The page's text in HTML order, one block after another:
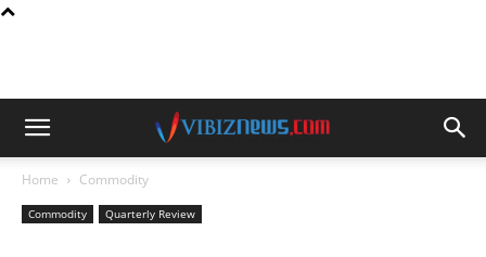
Home Commodity
Commodity Quarterly Review